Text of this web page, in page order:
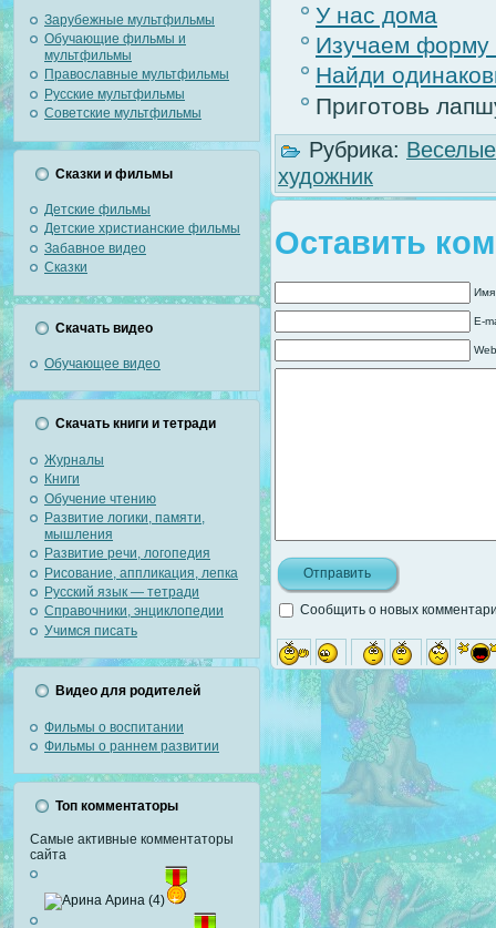
Зарубежные мультфильмы
Обучающие фильмы и
мультфильмы
Православные мультфильмы
Русские мультфильмы
Советские мультфильмы
Сказки и фильмы
Детские фильмы
Детские христианские фильмы
Забавное видео
Сказки
Скачать видео
Обучающее видео
Скачать книги и тетради
Журналы
Книги
Обучение чтению
Развитие логики, памяти,
мышления
Развитие речи, логопедия
Рисование, аппликация, лепка
Русский язык — тетради
Справочники, энциклопедии
Учимся писать
Видео для родителей
Фильмы о воспитании
Фильмы о раннем развитии
Топ комментаторы
Самые активные комментаторы
сайта
Арина (4)
У нас дома
Изучаем
Найди
Приготовь
Рубрика:
художник
Оставить
Имя
E-
Сообщить о новых